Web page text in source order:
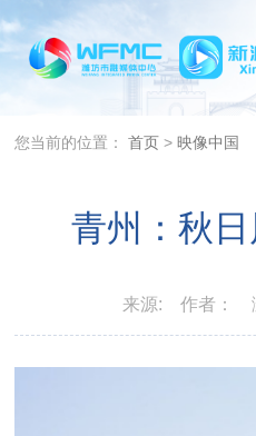
您当前的位置：首页 >映像中国
青州：秋
来源: 作者：